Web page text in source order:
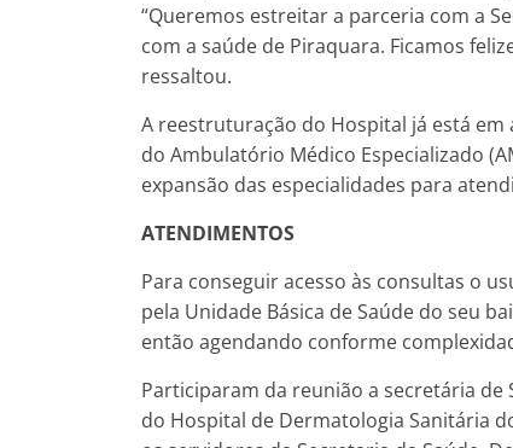
“Queremos estreitar a parceria com a
com a saúde de Piraquara. Ficamos
ressaltou.
A reestruturação do Hospital já está
do Ambulatório Médico Especializado
expansão das especialidades para
ATENDIMENTOS
Para conseguir acesso às consultas o
pela Unidade Básica de Saúde do seu
então agendando conforme
Participaram da reunião a secretária de
do Hospital de Dermatologia Sanitária